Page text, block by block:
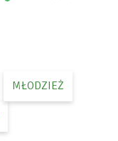
MŁODZIEŻ